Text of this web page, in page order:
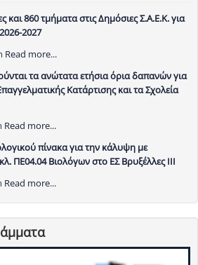
και 860 τμήματα στις Δημόσιες Σ.Α.Ε.Κ. για
2027
Read more...
τα ανώτατα ετήσια όρια δαπανών για
Κατάρτισης και τα Σχολεία
Read more...
πίνακα για την κάλυψη με
ΠΕ04.04 Βιολόγων στο ΕΣ Βρυξέλλες ΙΙΙ
Read more...